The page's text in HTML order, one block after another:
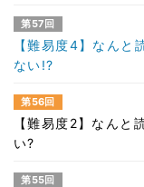
第57回
【難易度4】なんと
ない!?
第56回
【難易度2】なんと
い?
第55回